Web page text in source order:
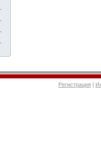
Регистрация |